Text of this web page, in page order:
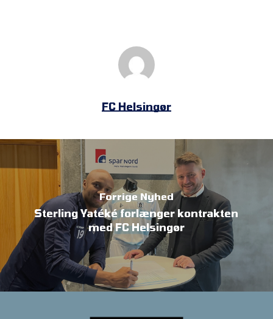
FC Helsingør
Forrige Nyhed
Sterling Yatéké forlænger kontrakten
med FC Helsingør